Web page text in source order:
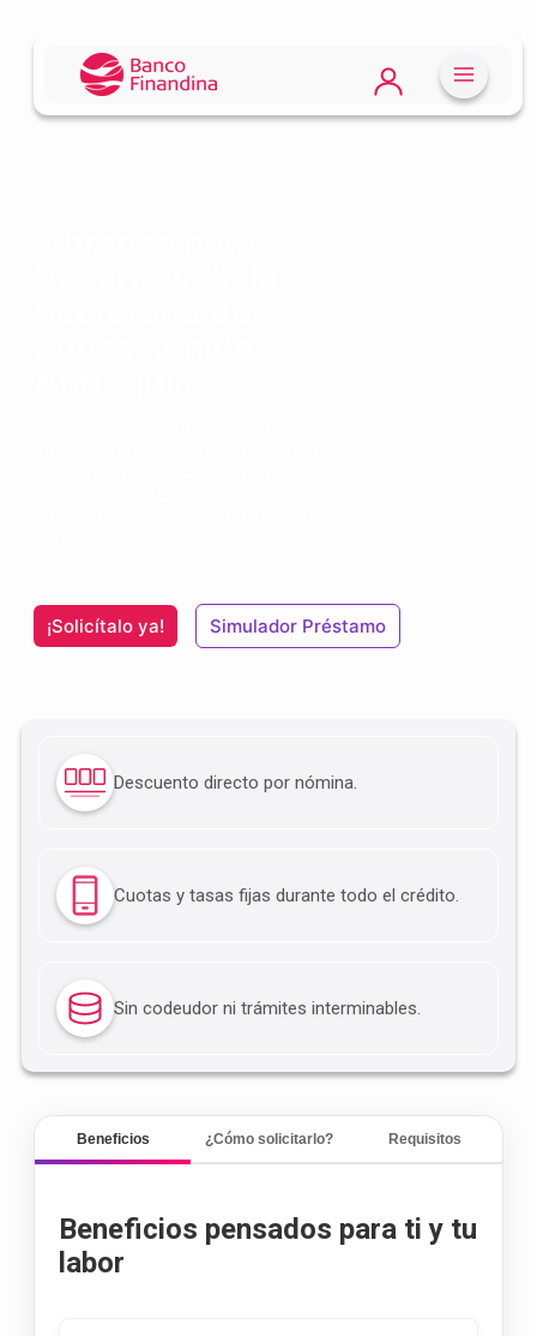
¡Solicítalo ya! Simulador Préstamo
Descuento directo por nómina.
Cuotas y tasas fijas durante todo el crédito.
Sin codeudor ni trámites interminables.
Beneficios ¿Cómo solicitarlo? Requisitos
Beneficios pensados para ti y tu
labor